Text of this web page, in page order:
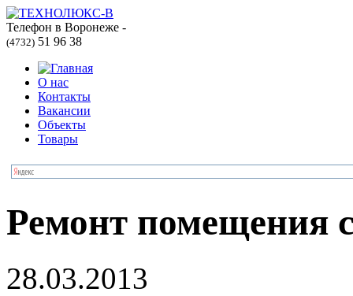
Телефон в Воронеже -
(4732) 51 96 38
О нас
Контакты
Вакансии
Объекты
Товары
Ремонт помещения
28.03.2013